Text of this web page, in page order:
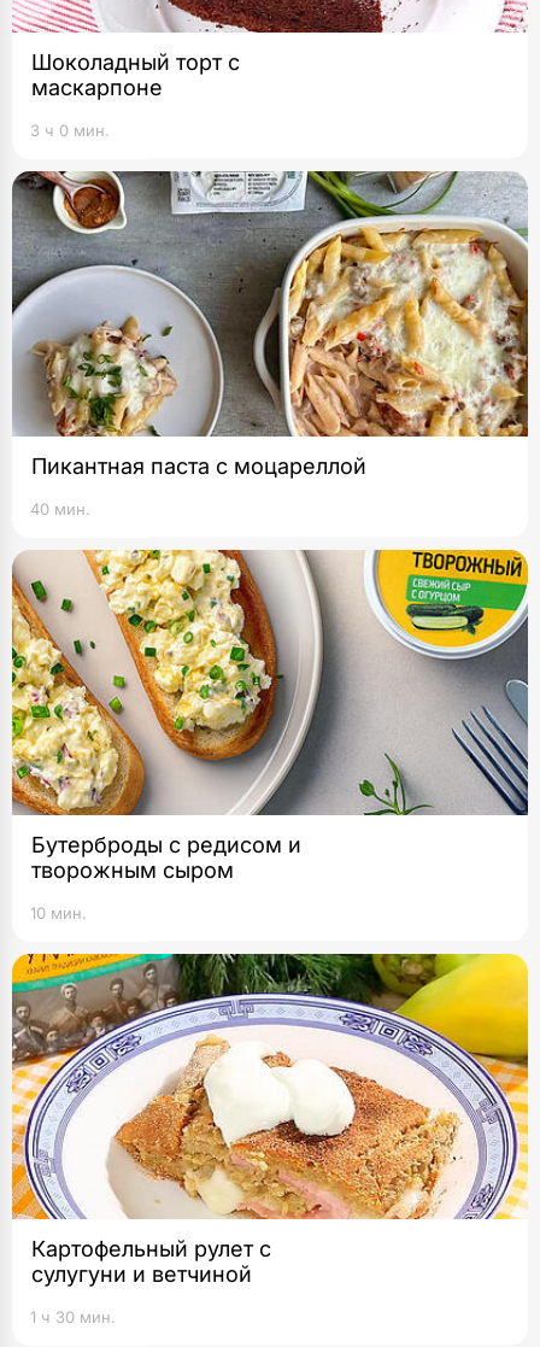
Шоколадный торт с
маскарпоне
3 ч 0 мин.
Пикантная паста с моцареллой
40 мин.
Бутерброды с редисом и
творожным сыром
10 мин.
Картофельный рулет с
сулугуни и ветчиной
1 ч 30 мин.